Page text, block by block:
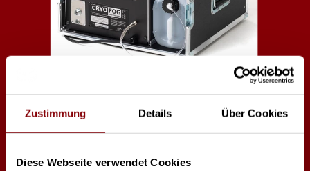
Zustimmung Details Über Cookies
Diese Webseite verwendet Cookies
Look Cryo-Fog
Bodennebel